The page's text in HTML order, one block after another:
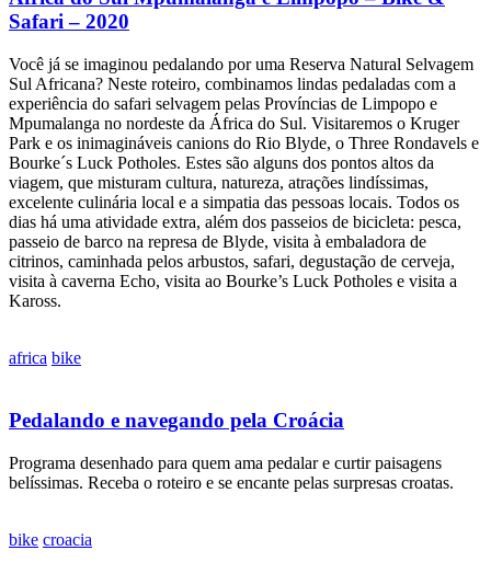
Safari – 2020
Você já se imaginou pedalando por uma Reserva Natural Selvagem
Sul Africana? Neste roteiro, combinamos lindas pedaladas com a
experiência do safari selvagem pelas Províncias de Limpopo e
Mpumalanga no nordeste da África do Sul. Visitaremos o Kruger
Park e os inimagináveis canions do Rio Blyde, o Three Rondavels e
Bourke´s Luck Potholes. Estes são alguns dos pontos altos da
viagem, que misturam cultura, natureza, atrações lindíssimas,
excelente culinária local e a simpatia das pessoas locais. Todos os
dias há uma atividade extra, além dos passeios de bicicleta: pesca,
passeio de barco na represa de Blyde, visita à embaladora de
citrinos, caminhada pelos arbustos, safari, degustação de cerveja,
visita à caverna Echo, visita ao Bourke’s Luck Potholes e visita a
Kaross.
africa bike
Pedalando e navegando pela Croácia
Programa desenhado para quem ama pedalar e curtir paisagens
belíssimas. Receba o roteiro e se encante pelas surpresas croatas.
bike croacia